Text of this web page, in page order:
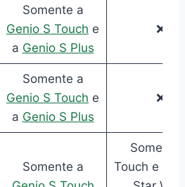
Somente a
Genio S Touch e
a Genio S Plus
❌
Somente a
Genio S Touch e
a Genio S Plus
❌
Somente a
Somente
Touch e a